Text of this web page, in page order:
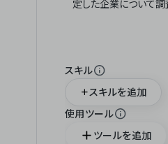
スキル
スキルを追加
使用ツール
ツールを追加